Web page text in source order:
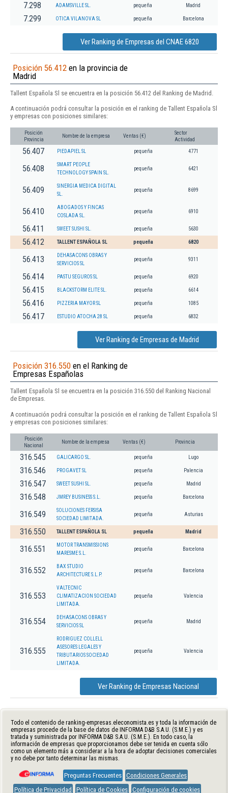
7.298 ADAMSVILLE SL. pequeña Madrid
7.299 OTICA VILANOVA SL pequeña Barcelona
Ver Ranking de Empresas del CNAE 6820
Posición 56.412 en la provincia de
Madrid
Tallent Española Sl se encuentra en la posición 56.412 del Ranking de Madrid.
A continuación podrá consultar la posición en el ranking de Tallent Española Sl
y empresas con posiciones similares:
Posición
Provincia
Nombre de la empresa Ventas (€)
Sector
Actividad
56.407 PIEDAPIEL SL pequeña 4771
56.408
SMART PEOPLE
TECHNOLOGY SPAIN SL.
pequeña 6421
56.409
SINERGIA MEDICA DIGITAL
SL.
pequeña 8699
56.410
ABOGADOS Y FINCAS
COSLADA SL.
pequeña 6910
56.411 SWEET SUSHI SL. pequeña 5630
56.412 TALLENT ESPAÑOLA SL pequeña 6820
56.413
DEHASACONS OBRAS Y
SERVICIOS SL
pequeña 9311
56.414 PASTU SEGUROS SL pequeña 6920
56.415 BLACKSTORM ELITE SL. pequeña 6614
56.416 PIZZERIA MAYOR SL pequeña 1085
56.417 ESTUDIO ATOCHA 28 SL pequeña 6832
Ver Ranking de Empresas de Madrid
Posición 316.550 en el Ranking de
Empresas Españolas
Tallent Española Sl se encuentra en la posición 316.550 del Ranking Nacional
de Empresas.
A continuación podrá consultar la posición en el ranking de Tallent Española Sl
y empresas con posiciones similares:
Posición
Nacional
Nombre de la empresa Ventas (€) Provincia
316.545 GALICARGO SL. pequeña Lugo
316.546 PROGAVET SL pequeña Palencia
316.547 SWEET SUSHI SL. pequeña Madrid
316.548 JMREY BUSINESS S.L. pequeña Barcelona
316.549
SOLUCIONES FERSISA
SOCIEDAD LIMITADA.
pequeña Asturias
316.550 TALLENT ESPAÑOLA SL pequeña Madrid
316.551
MOTOR TRANSMISSIONS
MARESME S.L.
pequeña Barcelona
316.552
BAX STUDIO
ARCHITECTURE S.L.P.
pequeña Barcelona
316.553
VALTECNIC
CLIMATIZACION SOCIEDAD
LIMITADA.
pequeña Valencia
316.554
DEHASACONS OBRAS Y
SERVICIOS SL
pequeña Madrid
316.555
RODRIGUEZ COLLELL
ASESORES LEGALES Y
TRIBUTARIOS SOCIEDAD
LIMITADA.
pequeña Valencia
Ver Ranking de Empresas Nacional
Todo el contenido de ranking-empresas.eleconomista.es y toda la información de
empresas procede de la base de datos de INFORMA D&B S.A.U. (S.M.E.) y es
tratada y suministrada por INFORMA D&B S.A.U. (S.M.E.). En todo caso, la
información de empresas que proporcionamos debe ser tenida en cuenta sólo
como un elemento más a considerar a la hora de adoptar decisiones comerciales
y no debe por tanto determinar las mismas.
Preguntas Frecuentes Condiciones Generales
Política de Privacidad
Política de Cookies Configuración de cookies